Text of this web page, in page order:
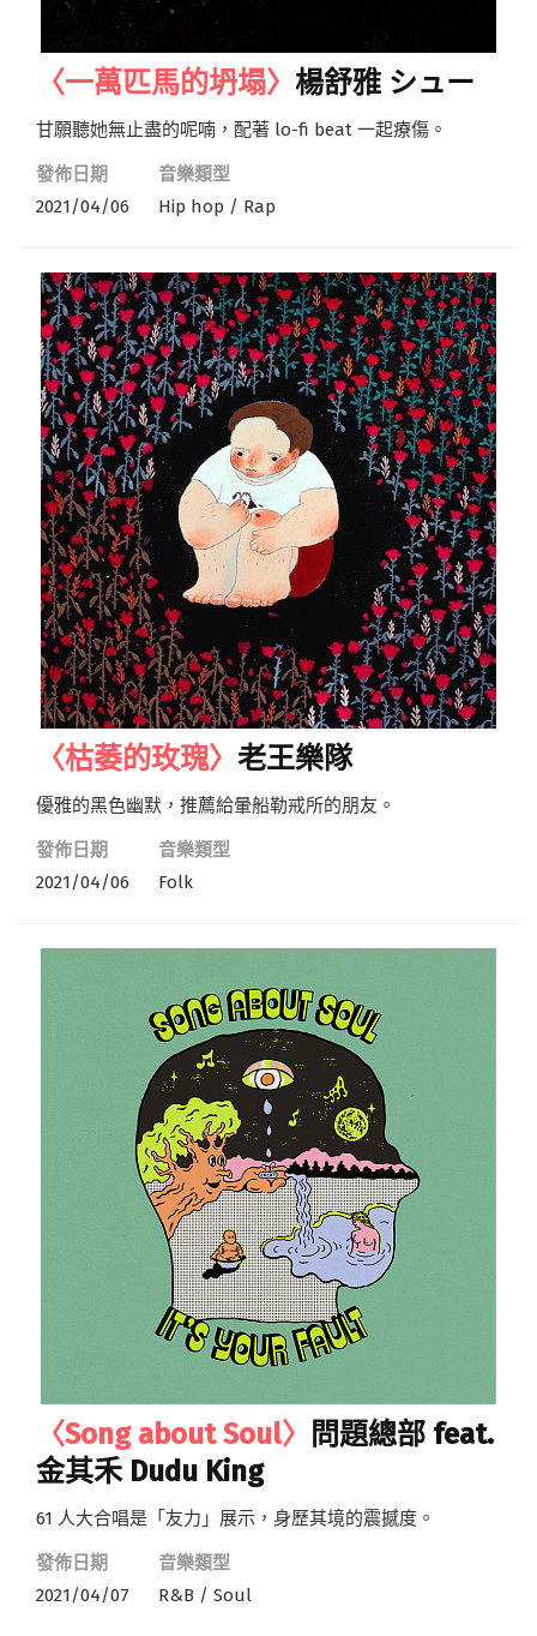
〈一萬匹馬的坍塌〉 楊舒雅 シュー
甘願聽她無止盡的呢喃，配著 lo-fi beat 一起療傷。
發佈日期
2021/04/06
音樂類型
Hip hop / Rap
〈枯萎的玫瑰〉 老王樂隊
優雅的黑色幽默，推薦給暈船勒戒所的朋友。
發佈日期
2021/04/06
音樂類型
Folk
〈Song about Soul〉
問題總部 feat.
金其禾 Dudu King
61 人大合唱是「友力」展示，身歷其境的震撼度。
發佈日期
2021/04/07
音樂類型
R&B / Soul